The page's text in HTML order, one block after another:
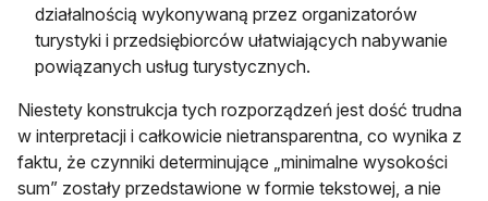
działalnością wykonywaną przez organizatorów
turystyki i przedsiębiorców ułatwiających nabywanie
powiązanych usług turystycznych.
Niestety konstrukcja tych rozporządzeń jest dość trudna
w interpretacji i całkowicie nietransparentna, co wynika z
faktu, że czynniki determinujące „minimalne wysokości
sum” zostały przedstawione w formie tekstowej, a nie